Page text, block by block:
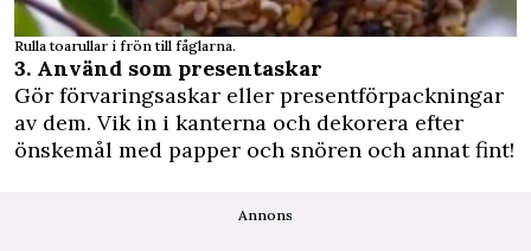
Rulla toarullar i frön till fåglarna.
3. Använd som presentaskar
Gör förvaringsaskar eller presentförpackningar
av dem. Vik in i kanterna och dekorera efter
önskemål med papper och snören och annat fint!
Annons